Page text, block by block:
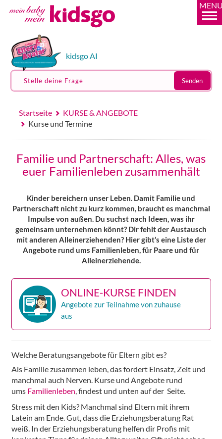
kidsgo AI
Stelle deine Frage Senden
Startseite
KURSE & ANGEBOTE
Kurse und Termine
Familie und Partnerschaft: Alles, was
euer Familienleben zusammenhält
Kinder bereichern unser Leben. Damit Familie und
Partnerschaft nicht zu kurz kommen, braucht es manchmal
Impulse von außen. Du suchst nach Ideen, was ihr
gemeinsam unternehmen könnt? Dir fehlt der Austausch
mit anderen Alleinerziehenden? Hier gibt’s eine Liste der
Angebote rund ums Familienleben, für Paare und für
Alleinerziehende.
ONLINE-KURSE FINDEN
Angebote zur Teilnahme von zuhause
aus
Welche Beratungsangebote für Eltern gibt es?
Als Familie zusammen leben, das fordert Einsatz, Zeit und
manchmal auch Nerven. Kurse und Angebote rund
ums Familienleben, findest und unten auf der Seite.
Stress mit den Kids? Manchmal sind Eltern mit ihrem
Latein am Ende. Gut, dass die Erziehungsberatung Rat
weiß. In der Erziehungsberatung helfen dir Profis mit